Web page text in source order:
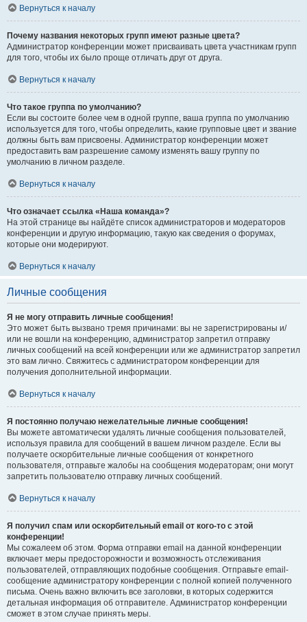
Вернуться к началу
Почему названия некоторых групп имеют разные цвета?
Администратор конференции может присваивать цвета участникам групп
для того, чтобы их было проще отличать друг от друга.
Вернуться к началу
Что такое группа по умолчанию?
Если вы состоите более чем в одной группе, ваша группа по умолчанию
используется для того, чтобы определить, какие групповые цвет и звание
должны быть вам присвоены. Администратор конференции может
предоставить вам разрешение самому изменять вашу группу по
умолчанию в личном разделе.
Вернуться к началу
Что означает ссылка «Наша команда»?
На этой странице вы найдёте список администраторов и модераторов
конференции и другую информацию, такую как сведения о форумах,
которые они модерируют.
Вернуться к началу
Личные сообщения
Я не могу отправить личные сообщения!
Это может быть вызвано тремя причинами: вы не зарегистрированы и/
или не вошли на конференцию, администратор запретил отправку
личных сообщений на всей конференции или же администратор запретил
это вам лично. Свяжитесь с администратором конференции для
получения дополнительной информации.
Вернуться к началу
Я постоянно получаю нежелательные личные сообщения!
Вы можете автоматически удалять личные сообщения пользователей,
используя правила для сообщений в вашем личном разделе. Если вы
получаете оскорбительные личные сообщения от конкретного
пользователя, отправьте жалобы на сообщения модераторам; они могут
запретить пользователю отправку личных сообщений.
Вернуться к началу
Я получил спам или оскорбительный email от кого-то с этой
конференции!
Мы сожалеем об этом. Форма отправки email на данной конференции
включает меры предосторожности и возможность отслеживания
пользователей, отправляющих подобные сообщения. Отправьте email-
сообщение администратору конференции с полной копией полученного
письма. Очень важно включить все заголовки, в которых содержится
детальная информация об отправителе. Администратор конференции
сможет в этом случае принять меры.